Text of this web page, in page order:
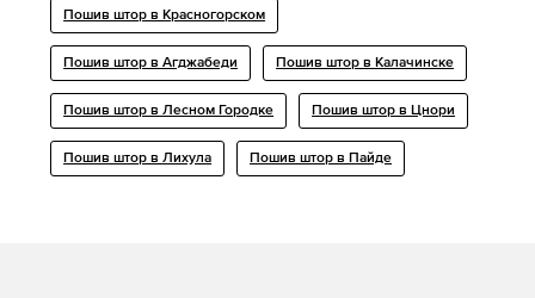
Пошив штор в Красногорском
Пошив штор в Агджабеди Пошив штор в Калачинске
Пошив штор в Лесном Городке Пошив штор в Цнори
Пошив штор в Лихула Пошив штор в Пайде